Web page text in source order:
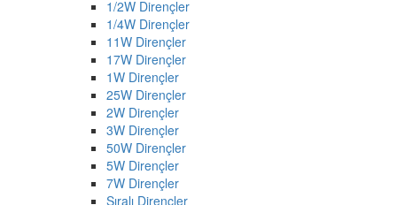
1/2W Dirençler
1/4W Dirençler
11W Dirençler
17W Dirençler
1W Dirençler
25W Dirençler
2W Dirençler
3W Dirençler
50W Dirençler
5W Dirençler
7W Dirençler
Sıralı Dirençler